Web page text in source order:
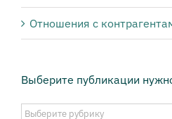
Отношения с
Выберите публикации
Выберите